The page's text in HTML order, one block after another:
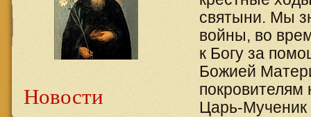
святыни. Мы
войны, во
к Богу за
Божией
покровителям
Царь-Мученик
Новости